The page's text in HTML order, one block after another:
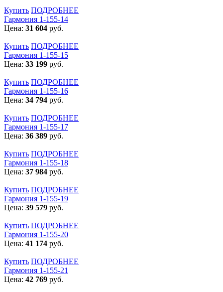
Купить ПОДРОБНЕЕ
Гармония 1-155-14
Цена: 31 604 руб.
Купить ПОДРОБНЕЕ
Гармония 1-155-15
Цена: 33 199 руб.
Купить ПОДРОБНЕЕ
Гармония 1-155-16
Цена: 34 794 руб.
Купить ПОДРОБНЕЕ
Гармония 1-155-17
Цена: 36 389 руб.
Купить ПОДРОБНЕЕ
Гармония 1-155-18
Цена: 37 984 руб.
Купить ПОДРОБНЕЕ
Гармония 1-155-19
Цена: 39 579 руб.
Купить ПОДРОБНЕЕ
Гармония 1-155-20
Цена: 41 174 руб.
Купить ПОДРОБНЕЕ
Гармония 1-155-21
Цена: 42 769 руб.